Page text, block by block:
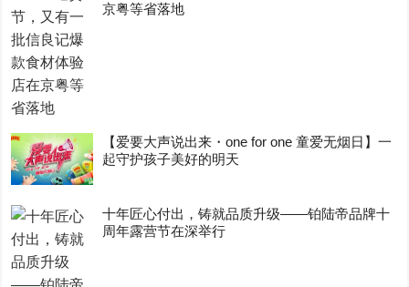
京粤等省落地
【爱要大声说出来・one for one 童爱无烟日】一
起守护孩子美好的明天
十年匠心付出，铸就品质升级——铂陆帝品牌十
周年露营节在深举行